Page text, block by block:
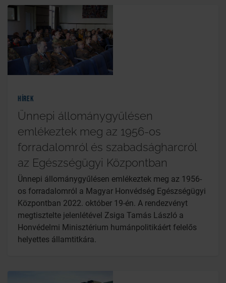
Hírek
Ünnepi állománygyűlésen
emlékeztek meg az 1956-os
forradalomról és szabadságharcról
az Egészségügyi Központban
Ünnepi állománygyűlésen emlékeztek meg az 1956-
os forradalomról a Magyar Honvédség Egészségügyi
Központban 2022. október 19-én. A rendezvényt
megtisztelte jelenlétével Zsiga Tamás László a
Honvédelmi Minisztérium humánpolitikáért felelős
helyettes államtitkára.